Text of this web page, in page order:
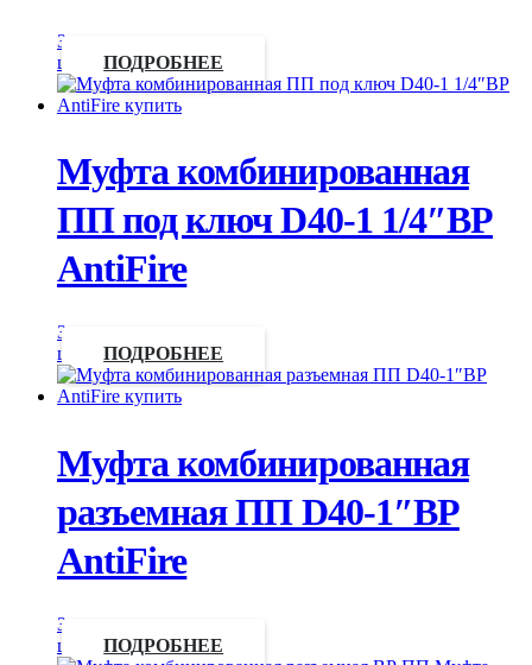
Запросить
цену
ПОДРОБНЕЕ
Муфта комбинированная
ПП под ключ D40-1 1/4″ВР
AntiFire
Запросить
цену
ПОДРОБНЕЕ
Муфта комбинированная
разъемная ПП D40-1″ВР
AntiFire
Запросить
цену
ПОДРОБНЕЕ